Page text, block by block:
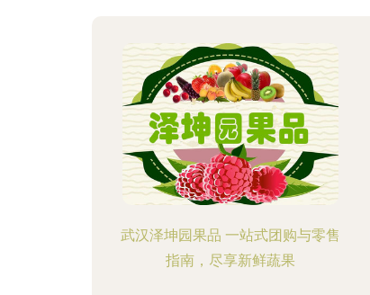
武汉泽坤园果品 一站式团购与零售
指南，尽享新鲜蔬果